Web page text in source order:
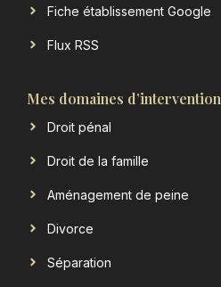
Fiche établissement Google
Flux RSS
Mes domaines d’intervention
Droit pénal
Droit de la famille
Aménagement de peine
Divorce
Séparation